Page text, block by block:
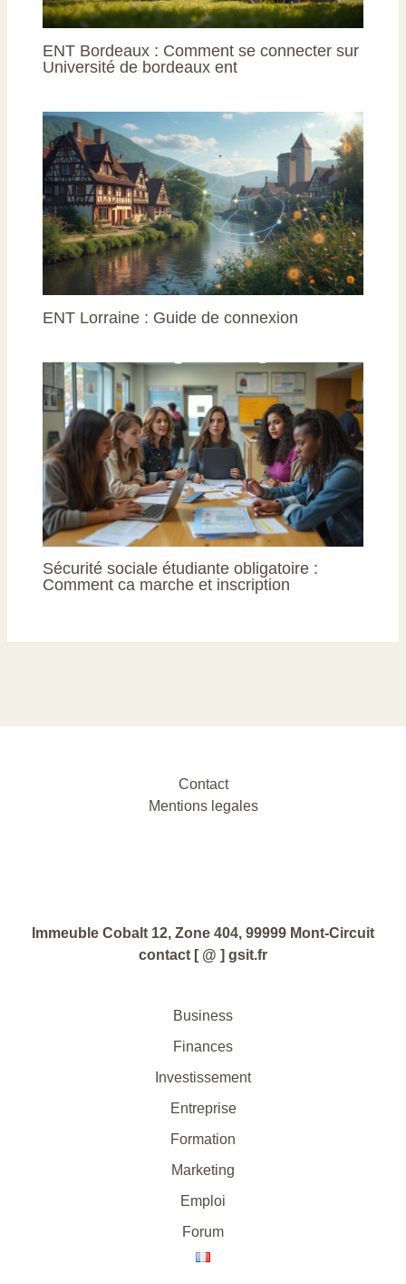
ENT Bordeaux : Comment se connecter sur
Université de bordeaux ent
ENT Lorraine : Guide de connexion
Sécurité sociale étudiante obligatoire :
Comment ca marche et inscription
Contact
Mentions legales
Immeuble Cobalt 12, Zone 404, 99999 Mont-Circuit
contact [ @ ] gsit.fr
Business
Finances
Investissement
Entreprise
Formation
Marketing
Emploi
Forum